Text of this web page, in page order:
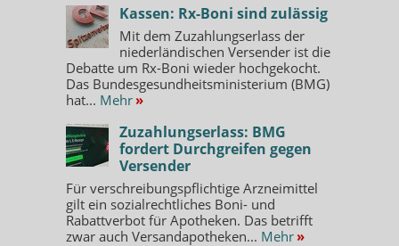
Kassen: Rx-Boni sind zulässig
Mit dem Zuzahlungserlass der
niederländischen Versender ist die
Debatte um Rx-Boni wieder hochgekocht.
Das Bundesgesundheitsministerium (BMG)
hat... Mehr »
Zuzahlungserlass: BMG
fordert Durchgreifen gegen
Versender
Für verschreibungspflichtige Arzneimittel
gilt ein sozialrechtliches Boni- und
Rabattverbot für Apotheken. Das betrifft
zwar auch Versandapotheken... Mehr »